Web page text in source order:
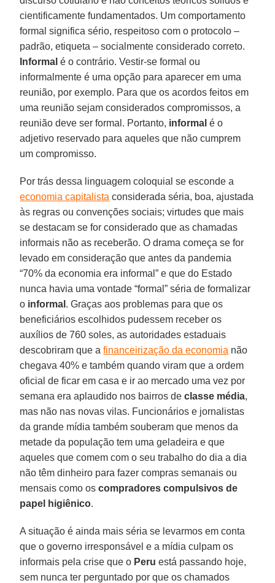
cientificamente fundamentados. Um comportamento
formal significa sério, respeitoso com o protocolo –
padrão, etiqueta – socialmente considerado correto.
Informal é o contrário. Vestir-se formal ou
informalmente é uma opção para aparecer em uma
reunião, por exemplo. Para que os acordos feitos em
uma reunião sejam considerados compromissos, a
reunião deve ser formal. Portanto, informal é o
adjetivo reservado para aqueles que não cumprem
um compromisso.
Por trás dessa linguagem coloquial se esconde a
economia capitalista considerada séria, boa, ajustada
às regras ou convenções sociais; virtudes que mais
se destacam se for considerado que as chamadas
informais não as receberão. O drama começa se for
levado em consideração que antes da pandemia
“70% da economia era informal” e que do Estado
nunca havia uma vontade “formal” séria de formalizar
o informal . Graças aos problemas para que os
beneficiários escolhidos pudessem receber os
auxílios de 760 soles, as autoridades estaduais
descobriram que afinanceirização da economia não
chegava 40% e também quando viram que a ordem
oficial de ficar em casa e ir ao mercado uma vez por
semana era aplaudido nos bairros declasse média,
mas não nas novas vilas. Funcionários e jornalistas
da grande mídia também souberam que menos da
metade da população tem uma geladeira e que
aqueles que comem com o seu trabalho do dia a dia
não têm dinheiro para fazer compras semanais ou
mensais como oscompradores compulsivos de
papel higiênico.
A situação é ainda mais séria se levarmos em conta
que o governo irresponsável e a mídia culpam os
informais pela crise que o Peru está passando hoje,
sem nunca ter perguntado por que os chamados